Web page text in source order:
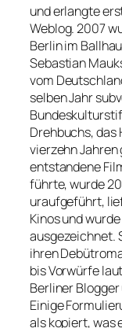
und erlangte
Weblog. 2007
Berlin im
Sebastian
vom
selben Jahr
Drehbuchs, das
vierzehn
entstandene
führte, wurde
uraufgeführt,
Kinos und
ausgezeichnet.
ihren
bis Vorwürfe
Berliner
Einige
als kopiert, was